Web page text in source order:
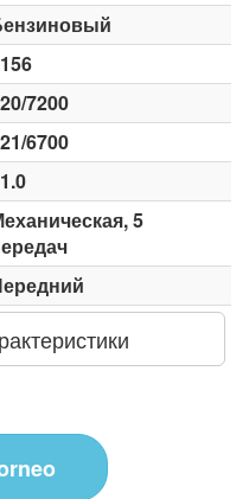
7200
6700
5